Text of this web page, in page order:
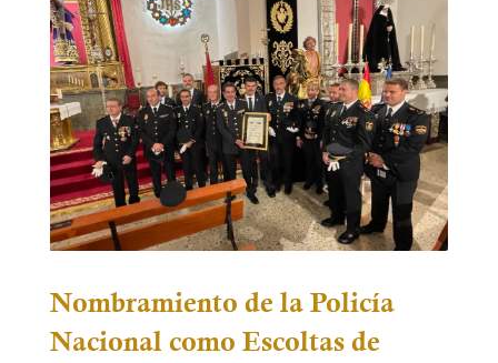
Nombramiento de la Policía
Nacional como Escoltas de